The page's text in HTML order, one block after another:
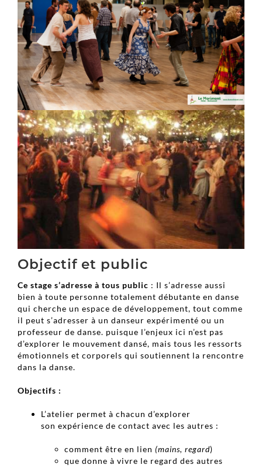
Objectif et public
Ce stage s’adresse à tous public : Il s’adresse aussi
bien à toute personne totalement débutante en danse
qui cherche un espace de développement, tout comme
il peut s’adresser à un danseur expérimenté ou un
professeur de danse. puisque l’enjeux ici n’est pas
d’explorer le mouvement dansé, mais tous les ressorts
émotionnels et corporels qui soutiennent la rencontre
dans la danse.
Objectifs :
L’atelier permet à chacun d’explorer
son expérience de contact avec les autres :
comment être en lien (mains, regard)
que donne à vivre le regard des autres